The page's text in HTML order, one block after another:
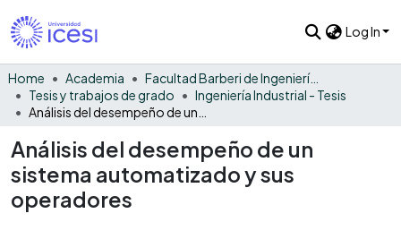
Log In
Home Academia
Facultad Barberi de Ingeniería, Diseño y Ciencias Aplicadas
Tesis y trabajos de grado
Ingeniería Industrial - Tesis
Análisis del desempeño de un
sistema automatizado y sus
operadores